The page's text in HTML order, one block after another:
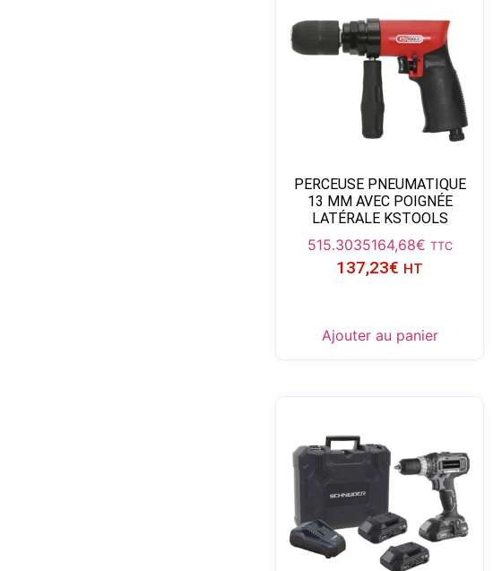
PERCEUSE PNEUMATIQUE
13 MM AVEC POIGNÉE
LATÉRALE KSTOOLS
515.3035164,68€ TTC
137,23€ HT
Ajouter au panier